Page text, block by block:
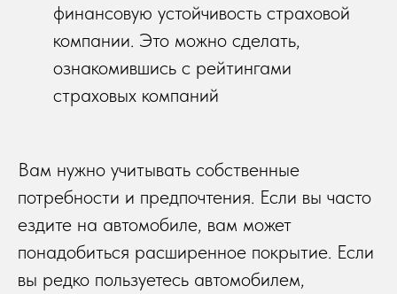
финансовую устойчивость страховой
компании. Это можно сделать,
ознакомившись с рейтингами
страховых компаний
Вам нужно учитывать собственные
потребности и предпочтения. Если вы часто
ездите на автомобиле, вам может
понадобиться расширенное покрытие. Если
вы редко пользуетесь автомобилем,